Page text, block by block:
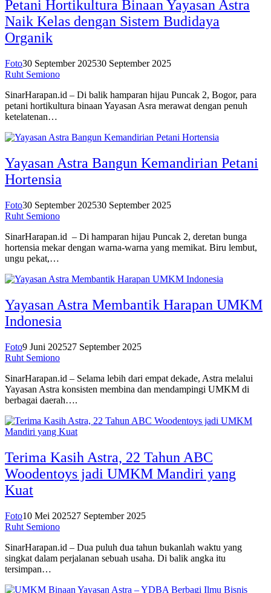
Petani Hortikultura Binaan Yayasan Astra
Naik Kelas dengan Sistem Budidaya
Organik
Foto30 September 202530 September 2025
Ruht Semiono
SinarHarapan.id – Di balik hamparan hijau Puncak 2, Bogor, para
petani hortikultura binaan Yayasan Asra merawat dengan penuh
ketelatenan…
Yayasan Astra Bangun Kemandirian Petani
Hortensia
Foto30 September 202530 September 2025
Ruht Semiono
SinarHarapan.id – Di hamparan hijau Puncak 2, deretan bunga
hortensia mekar dengan warna-warna yang memikat. Biru lembut,
ungu pekat,…
Yayasan Astra Membantik Harapan UMKM
Indonesia
Foto9 Juni 202527 September 2025
Ruht Semiono
SinarHarapan.id – Selama lebih dari empat dekade, Astra melalui
Yayasan Astra konsisten membina dan mendampingi UMKM di
berbagai daerah….
Terima Kasih Astra, 22 Tahun ABC
Woodentoys jadi UMKM Mandiri yang
Kuat
Foto10 Mei 202527 September 2025
Ruht Semiono
SinarHarapan.id – Dua puluh dua tahun bukanlah waktu yang
singkat dalam perjalanan sebuah usaha. Di balik angka itu
tersimpan…